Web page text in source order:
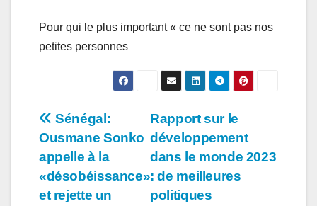
Pour qui le plus important « ce ne sont pas nos
petites personnes
Navigation
de
l’article
Rapport sur le
développement
dans le monde 2023
: de meilleures
politiques
Sénégal:
Ousmane Sonko
appelle à la
«désobéissance»
et rejette un